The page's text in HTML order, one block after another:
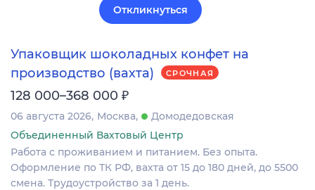
Откликнуться
Упаковщик шоколадных конфет на
производство (вахта)
СРОЧНАЯ
128 000–368 000 ₽
06 августа 2026 Москва
Домодедовская
Объединенный Вахтовый Центр
Работа с проживанием и питанием. Без опыта.
Оформление по ТК РФ, вахта от 15 до 180 дней, до 5500
смена. Трудоустройство за 1 день.